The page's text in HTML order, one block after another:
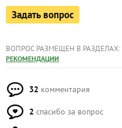
Задать вопрос
ВОПРОС РАЗМЕЩЕН В РАЗДЕЛАХ:
РЕКОМЕНДАЦИИ
32 комментария
2 спасибо за вопрос